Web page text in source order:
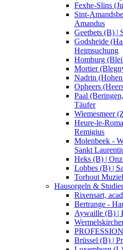
Fexhe-Slins
Sint-
Amandus
Geetbets (B) |
Godsheide
Heimsuchung
Homburg
Mortier
Nadrin
Opheers
Paal
Täufer
Wiemesmeer
Heure-le-
Remigius
Molenbeek -
Sankt
Heks (B) |
Lobbes (B) |
Torhout
Hausorgeln &
Rixensart,
Bertrange -
Aywaille (B) |
Brüssel (B) |